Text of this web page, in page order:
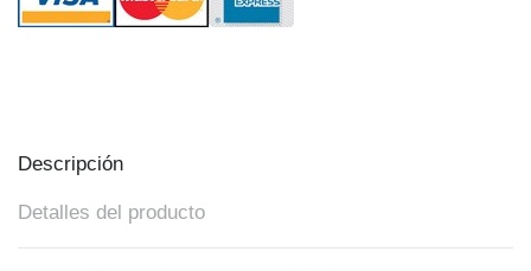
Descripción
Detalles del producto